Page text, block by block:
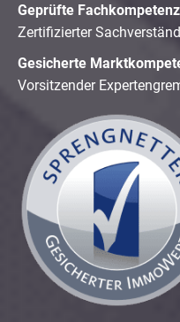
Geprüfte Fachkompetenz
Zertifizierter
Gesicherte
Vorsitzender